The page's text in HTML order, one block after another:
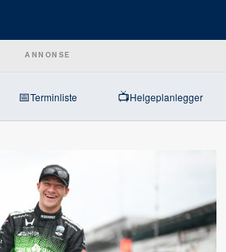
ANNONSE
📅Terminliste 📺Helgeplanlegger